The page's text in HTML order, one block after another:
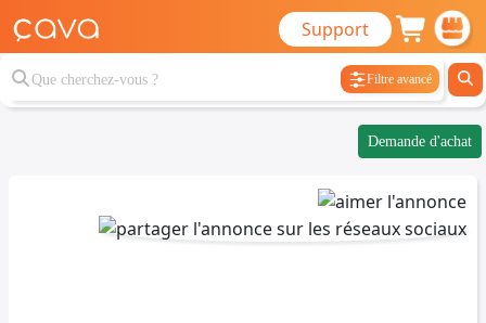
Support
Filtre avancé
Demande d'achat